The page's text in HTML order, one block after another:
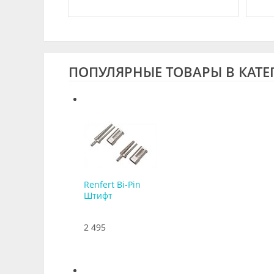
ПОПУЛЯРНЫЕ ТОВАРЫ В
Renfert Bi-Pin
Штифт
2 495